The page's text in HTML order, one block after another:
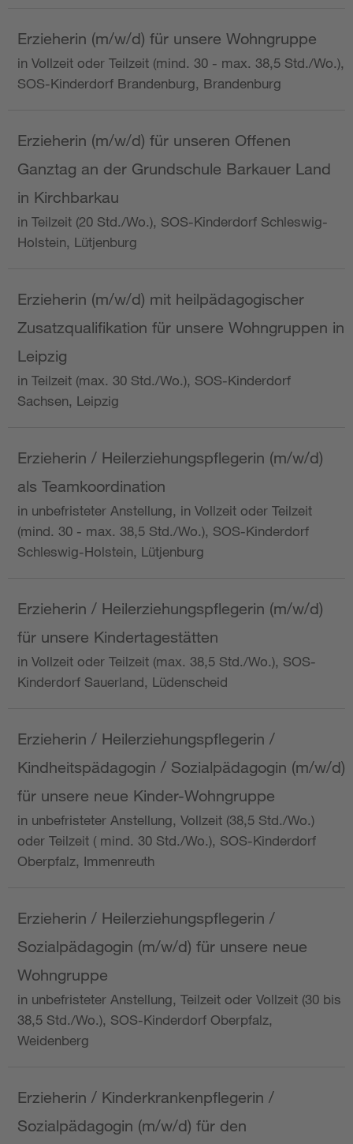
Erzieherin (m/w/d) für unsere Wohngruppe
in Vollzeit oder Teilzeit (mind. 30 - max. 38,5 Std./Wo.),
SOS-Kinderdorf Brandenburg, Brandenburg
Erzieherin (m/w/d) für unseren Offenen
Ganztag an der Grundschule Barkauer Land
in Kirchbarkau
in Teilzeit (20 Std./Wo.), SOS-Kinderdorf Schleswig-
Holstein, Lütjenburg
Erzieherin (m/w/d) mit heilpädagogischer
Zusatzqualifikation für unsere Wohngruppen in
Leipzig
in Teilzeit (max. 30 Std./Wo.), SOS-Kinderdorf
Sachsen, Leipzig
Erzieherin / Heilerziehungspflegerin (m/w/d)
als Teamkoordination
in unbefristeter Anstellung, in Vollzeit oder Teilzeit
(mind. 30 - max. 38,5 Std./Wo.), SOS-Kinderdorf
Schleswig-Holstein, Lütjenburg
Erzieherin / Heilerziehungspflegerin (m/w/d)
für unsere Kindertagestätten
in Vollzeit oder Teilzeit (max. 38,5 Std./Wo.), SOS-
Kinderdorf Sauerland, Lüdenscheid
Erzieherin / Heilerziehungspflegerin /
Kindheitspädagogin / Sozialpädagogin (m/w/d)
für unsere neue Kinder-Wohngruppe
in unbefristeter Anstellung, Vollzeit (38,5 Std./Wo.)
oder Teilzeit ( mind. 30 Std./Wo.), SOS-Kinderdorf
Oberpfalz, Immenreuth
Erzieherin / Heilerziehungspflegerin /
Sozialpädagogin (m/w/d) für unsere neue
Wohngruppe
in unbefristeter Anstellung, Teilzeit oder Vollzeit (30 bis
38,5 Std./Wo.), SOS-Kinderdorf Oberpfalz,
Weidenberg
Erzieherin / Kinderkrankenpflegerin /
Sozialpädagogin (m/w/d) für den